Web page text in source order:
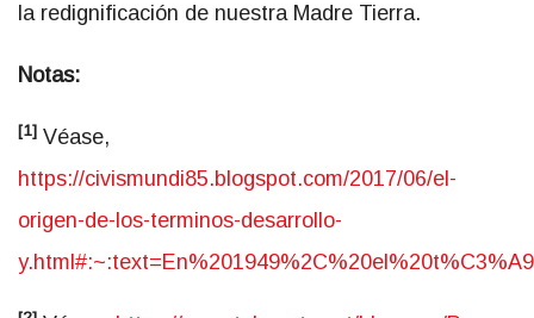
la redignificación de nuestra Madre Tierra.
Notas:
[1] Véase,
https://civismundi85.blogspot.com/2017/06/el-
origen-de-los-terminos-desarrollo-